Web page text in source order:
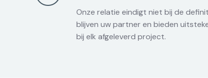
Onze relatie eindigt niet bij de
blijven uw partner en bieden
bij elk afgeleverd project.